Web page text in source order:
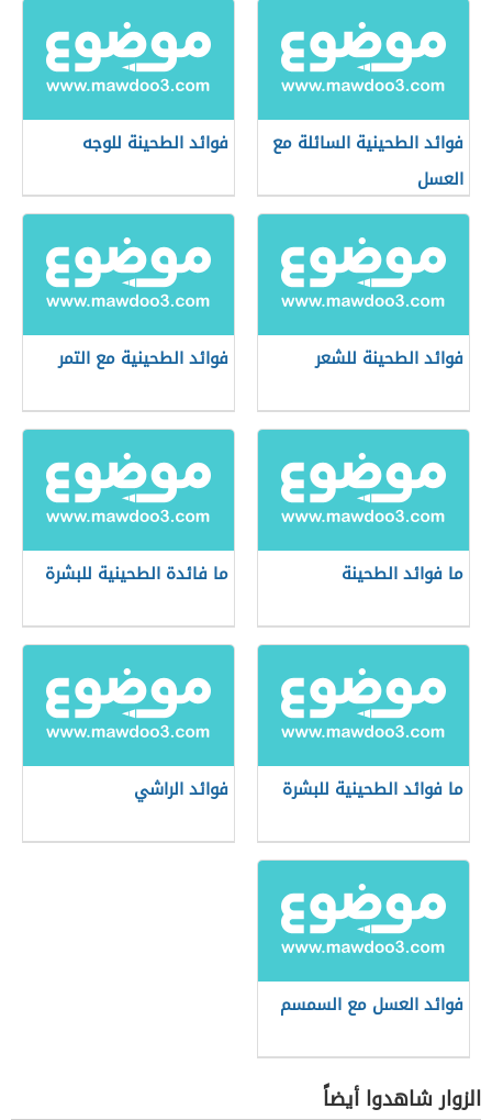
فوائد الطحينية السائلة مع
العسل
فوائد الطحينة للوجه
فوائد الطحينة للشعر فوائد الطحينية مع التمر
ما فوائد الطحينة ما فائدة الطحينية للبشرة
ما فوائد الطحينية للبشرة فوائد الراشي
فوائد العسل مع السمسم
الزوار شاهدوا أيضاً